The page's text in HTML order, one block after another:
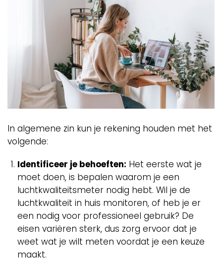
In algemene zin kun je rekening houden met het
volgende:
Identificeer je behoeften: Het eerste wat je
moet doen, is bepalen waarom je een
luchtkwaliteitsmeter nodig hebt. Wil je de
luchtkwaliteit in huis monitoren, of heb je er
een nodig voor professioneel gebruik? De
eisen variëren sterk, dus zorg ervoor dat je
weet wat je wilt meten voordat je een keuze
maakt.